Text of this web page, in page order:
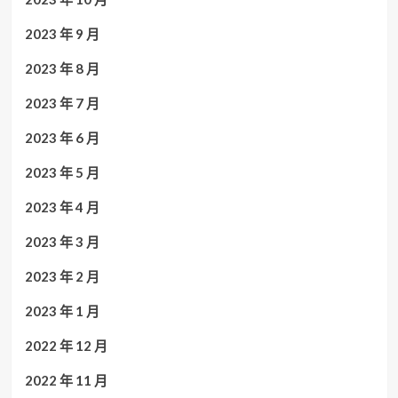
2023 年 9 月
2023 年 8 月
2023 年 7 月
2023 年 6 月
2023 年 5 月
2023 年 4 月
2023 年 3 月
2023 年 2 月
2023 年 1 月
2022 年 12 月
2022 年 11 月